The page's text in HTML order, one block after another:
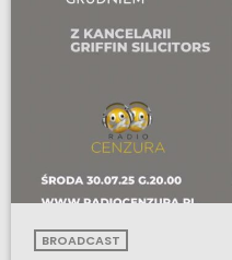
BROADCAST